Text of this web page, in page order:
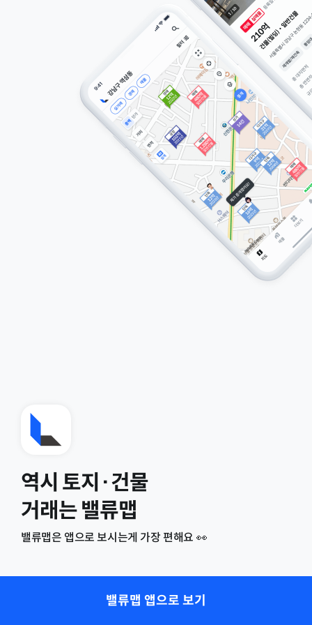
역시 토지·건물
거래는 밸류맵
밸류맵은 앱으로 보시는게 가장 편해요 👀
밸류맵 앱으로 보기